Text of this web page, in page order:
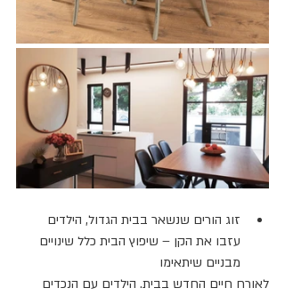
זוג הורים שנשאר בבית הגדול, הילדים
עזבו את הקן – שיפוץ הבית כלל שינויים
מבניים שיתאימו
לאורח חיים החדש בבית. הילדים עם הנכדים